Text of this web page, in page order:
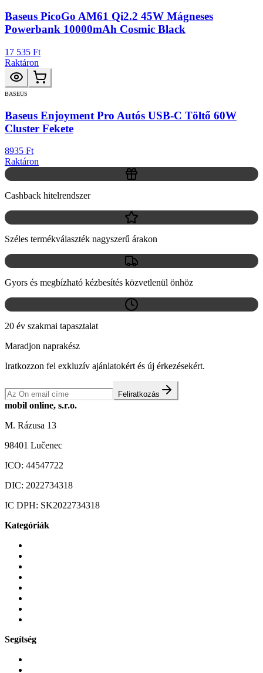
Baseus PicoGo AM61 Qi2.2 45W Mágneses
Powerbank 10000mAh Cosmic Black
17 535 Ft
Raktáron
BASEUS
Baseus Enjoyment Pro Autós USB-C Töltő 60W
Cluster Fekete
8935 Ft
Raktáron
Cashback hitelrendszer
Széles termékválaszték nagyszerű árakon
Gyors és megbízható kézbesítés közvetlenül önhöz
20 év szakmai tapasztalat
Maradjon naprakész
Iratkozzon fel exkluzív ajánlatokért és új érkezésekért.
Feliratkozás
mobil online, s.r.o.
M. Rázusa 13
98401 Lučenec
ICO: 44547722
DIC: 2022734318
IC DPH: SK2022734318
Kategóriák
Segítség